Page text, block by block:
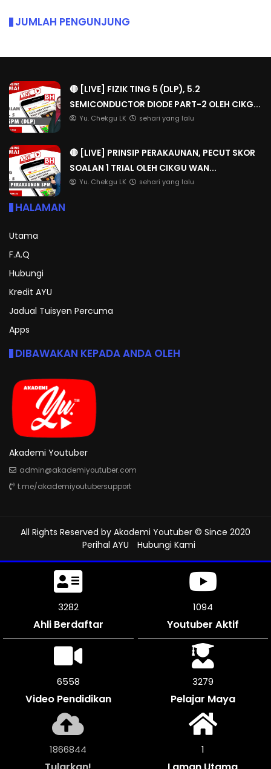
JUMLAH PENGUNJUNG
🔴 [LIVE] FIZIK TING 5 (DLP), 5.2
SEMICONDUCTOR DIODE PART-2 OLEH CIKG...
Yu. Chekgu LK sehari yang lalu
🔴 [LIVE] PRINSIP PERAKAUNAN, PECUT SKOR
SOALAN 1 TRIAL OLEH CIKGU WAN...
Yu. Chekgu LK sehari yang lalu
HALAMAN
Utama
F.A.Q
Hubungi
Kredit AYU
Jadual Tuisyen Percuma
Apps
DIBAWAKAN KEPADA ANDA OLEH
Akademi Youtuber
admin@akademiyoutuber.com
t.me/akademiyoutubersupport
All Rights Reserved by Akademi Youtuber © Since 2020
Perihal AYU
Hubungi Kami
3621
Ahli Berdaftar
1206
Youtuber Aktif
7236
Video Pendidikan
3618
Pelajar Maya
2059848
Tularkan!
1
Laman Utama